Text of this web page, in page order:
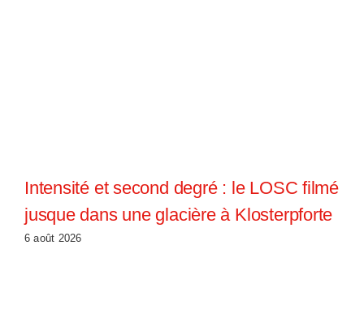
Intensité et second degré : le LOSC filmé
jusque dans une glacière à Klosterpforte
6 août 2026